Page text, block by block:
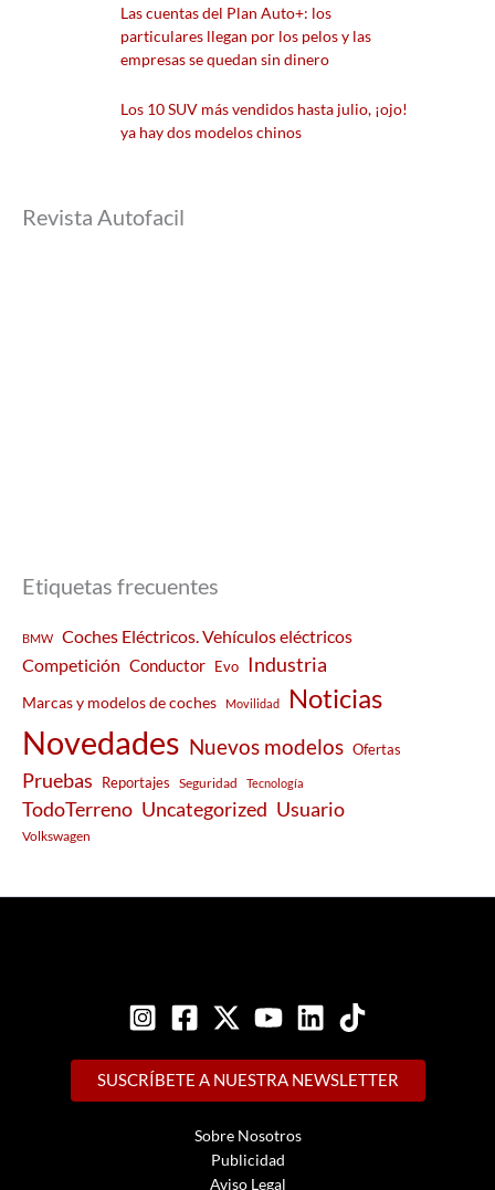
Las cuentas del Plan Auto+: los
particulares llegan por los pelos y las
empresas se quedan sin dinero
Los 10 SUV más vendidos hasta julio, ¡ojo!
ya hay dos modelos chinos
Revista Autofacil
Etiquetas frecuentes
BMW
Coches Eléctricos. Vehículos eléctricos
Competición Conductor Evo Industria
Marcas y modelos de coches Movilidad Noticias
Novedades Nuevos modelos Ofertas
Pruebas Reportajes Seguridad Tecnología
TodoTerreno Uncategorized Usuario
Volkswagen
SUSCRÍBETE A NUESTRA NEWSLETTER
Sobre Nosotros
Publicidad
Aviso Legal